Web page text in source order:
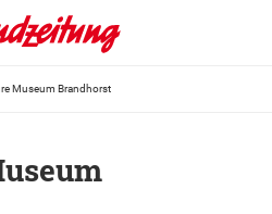
Museum Brandhorst